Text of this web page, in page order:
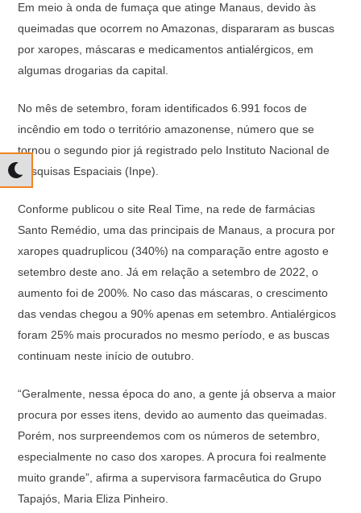
at
s
A
p
p
c
e
b
o
k
e
gr
a
p
y
k
Em meio à onda de fumaça que atinge Manaus, devido às
queimadas que ocorrem no Amazonas, dispararam as buscas
por xaropes, máscaras e medicamentos antialérgicos, em
algumas drogarias da capital.
No mês de setembro, foram identificados 6.991 focos de
incêndio em todo o território amazonense, número que se
tornou o segundo pior já registrado pelo Instituto Nacional de
Pesquisas Espaciais (Inpe).
Conforme publicou o site Real Time, na rede de farmácias
Santo Remédio, uma das principais de Manaus, a procura por
xaropes quadruplicou (340%) na comparação entre agosto e
setembro deste ano. Já em relação a setembro de 2022, o
aumento foi de 200%. No caso das máscaras, o crescimento
das vendas chegou a 90% apenas em setembro. Antialérgicos
foram 25% mais procurados no mesmo período, e as buscas
continuam neste início de outubro.
“Geralmente, nessa época do ano, a gente já observa a maior
procura por esses itens, devido ao aumento das queimadas.
Porém, nos surpreendemos com os números de setembro,
especialmente no caso dos xaropes. A procura foi realmente
muito grande”, afirma a supervisora farmacêutica do Grupo
Tapajós, Maria Eliza Pinheiro.